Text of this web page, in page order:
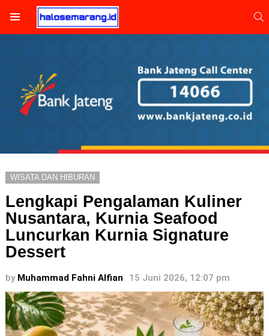
WISATA DAN HIBURAN
Lengkapi Pengalaman Kuliner
Nusantara, Kurnia Seafood
Luncurkan Kurnia Signature
Dessert
by Muhammad Fahni Alfian 15 Juni 2026, 12:07 pm